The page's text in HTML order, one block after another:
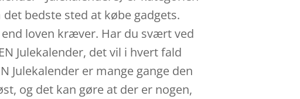
bedste sted at købe gadgets.
end loven kræver. Har du svært ved
Julekalender, det vil i hvert fald
Julekalender er mange gange den
og det kan gøre at der er nogen,